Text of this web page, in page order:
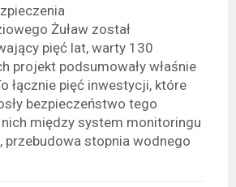
Żuław został
pięć lat, warty 130
projekt podsumowały właśnie
łącznie pięć inwestycji, które
bezpieczeństwo tego
między system monitoringu
przebudowa stopnia wodnego